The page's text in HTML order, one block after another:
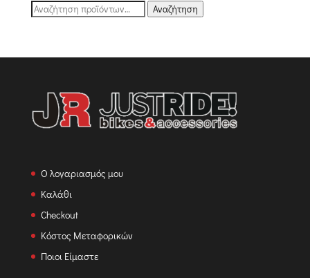
Αναζήτηση
Αναζήτηση
Ο λογαριασμός μου
Καλάθι
Checkout
Κόστος Μεταφορικών
Ποιοι Είμαστε